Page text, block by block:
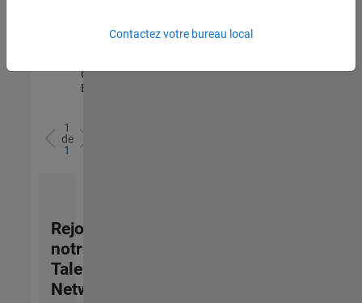
Engineer
qualité |
Expérimenté(e)
1
de
1
Rejoignez
notre
Talent
Network
Contactez votre bureau local